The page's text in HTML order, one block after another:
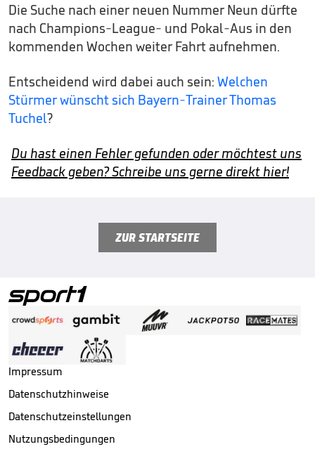
Die Suche nach einer neuen Nummer Neun dürfte
nach Champions-League- und Pokal-Aus in den
kommenden Wochen weiter Fahrt aufnehmen.
Entscheidend wird dabei auch sein: Welchen
Stürmer wünscht sich Bayern-Trainer Thomas
Tuchel?
Du hast einen Fehler gefunden oder möchtest uns
Feedback geben? Schreibe uns gerne direkt hier!
ZUR STARTSEITE
Impressum
Datenschutzhinweise
Datenschutzeinstellungen
Nutzungsbedingungen